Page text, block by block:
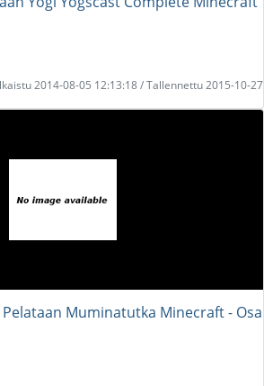
2014-08-05 12:13:18 / Tallennettu 2015-10-27
Muminatutka Minecraft - Osa